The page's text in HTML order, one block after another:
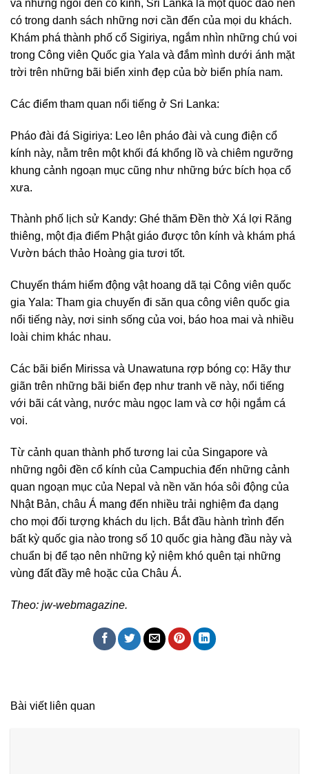
và những ngôi đền cổ kính, Sri Lanka là một quốc đảo nên
có trong danh sách những nơi cần đến của mọi du khách.
Khám phá thành phố cổ Sigiriya, ngắm nhìn những chú voi
trong Công viên Quốc gia Yala và đắm mình dưới ánh mặt
trời trên những bãi biển xinh đẹp của bờ biển phía nam.
Các điểm tham quan nổi tiếng ở Sri Lanka:
Pháo đài đá Sigiriya: Leo lên pháo đài và cung điện cổ
kính này, nằm trên một khối đá khổng lồ và chiêm ngưỡng
khung cảnh ngoạn mục cũng như những bức bích họa cổ
xưa.
Thành phố lịch sử Kandy: Ghé thăm Đền thờ Xá lợi Răng
thiêng, một địa điểm Phật giáo được tôn kính và khám phá
Vườn bách thảo Hoàng gia tươi tốt.
Chuyến thám hiểm động vật hoang dã tại Công viên quốc
gia Yala: Tham gia chuyến đi săn qua công viên quốc gia
nổi tiếng này, nơi sinh sống của voi, báo hoa mai và nhiều
loài chim khác nhau.
Các bãi biển Mirissa và Unawatuna rợp bóng cọ: Hãy thư
giãn trên những bãi biển đẹp như tranh vẽ này, nổi tiếng
với bãi cát vàng, nước màu ngọc lam và cơ hội ngắm cá
voi.
Từ cảnh quan thành phố tương lai của Singapore và
những ngôi đền cổ kính của Campuchia đến những cảnh
quan ngoạn mục của Nepal và nền văn hóa sôi động của
Nhật Bản, châu Á mang đến nhiều trải nghiệm đa dạng
cho mọi đối tượng khách du lịch. Bắt đầu hành trình đến
bất kỳ quốc gia nào trong số 10 quốc gia hàng đầu này và
chuẩn bị để tạo nên những kỷ niệm khó quên tại những
vùng đất đầy mê hoặc của Châu Á.
Theo: jw-webmagazine.
Bài viết liên quan